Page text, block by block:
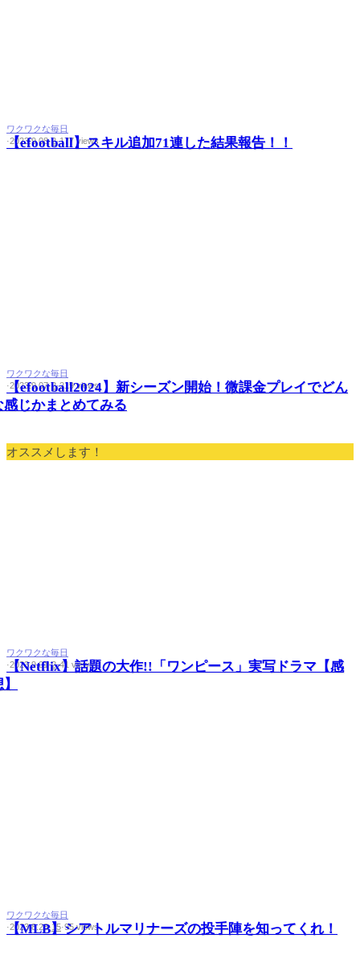
ワクワクな毎日
·2023.9.08·2·177 views
【efootball】スキル追加71連した結果報告！！
ワクワクな毎日
·2023.9.07·2·219 views
【efootball2024】新シーズン開始！微課金プレイでどん
感じかまとめてみる
オススメします！
ワクワクな毎日
·2023.9.01·2·41 views
【Netflix】話題の大作!!「ワンピース」実写ドラマ【感
ワクワクな毎日
·2023.8.28·15·95 views
【MLB】シアトルマリナーズの投手陣を知ってくれ！